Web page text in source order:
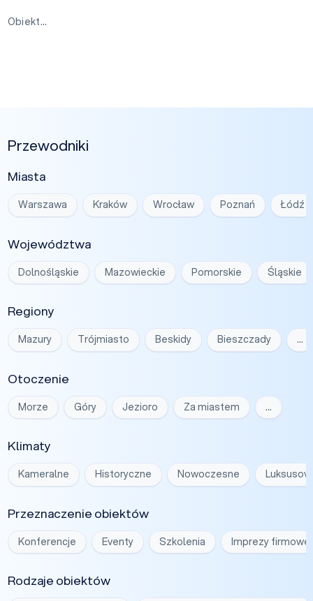
Obiekt...
Przewodniki
Miasta
Warszawa Kraków Wrocław Poznań Łódź
Województwa
Dolnośląskie Mazowieckie Pomorskie Śląskie
Regiony
Mazury Trójmiasto Beskidy Bieszczady …
Otoczenie
Morze Góry Jezioro Za miastem …
Klimaty
Kameralne Historyczne Nowoczesne
Przeznaczenie obiektów
Konferencje Eventy Szkolenia Imprezy firmowe
Rodzaje obiektów